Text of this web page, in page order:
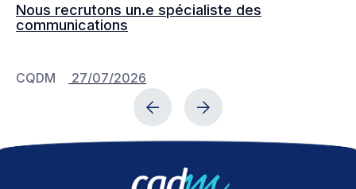
Nous recrutons un.e spécialiste des
communications
CQDM 27/07/2026